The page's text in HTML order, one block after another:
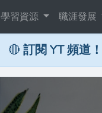
學習資源 職涯發展
🔴 訂閱 YT 頻道！